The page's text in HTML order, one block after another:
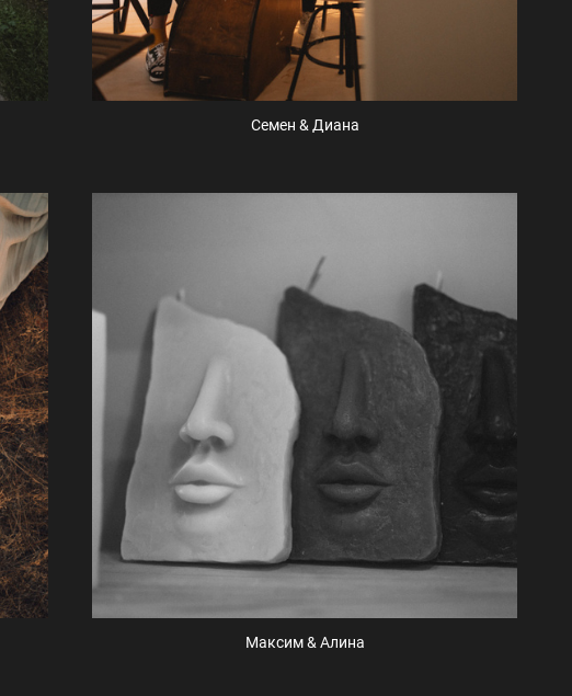
Семен & Диана
Максим & Алина